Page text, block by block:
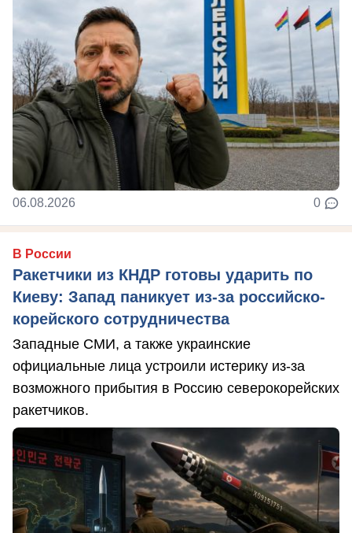
06.08.2026 0
В России
Ракетчики из КНДР готовы ударить по
Киеву: Запад паникует из-за российско-
корейского сотрудничества
Западные СМИ, а также украинские
официальные лица устроили истерику из-за
возможного прибытия в Россию северокорейских
ракетчиков.